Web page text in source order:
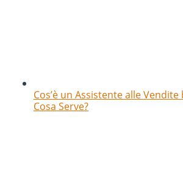
Cos’è un Assistente alle Vendite
Cosa Serve?